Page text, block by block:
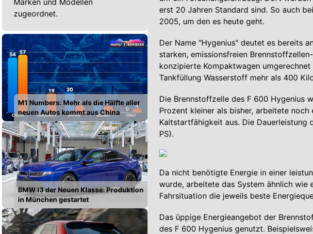
zugeordnet.
M1 Numbers: Mehr als die Hälfte aller
neuen Autos kommt aus China
BMW i3 der Neuen Klasse: Produktion
in München gestartet
erst 20 Jahren Standard sind. So auch
2005, um den es heute geht.
Der Name "Hygenius" deutet es bereits
starken, emissionsfreien
konzipierte Kompaktwagen
Tankfüllung Wasserstoff mehr als 400
Die Brennstoffzelle des F 600 Hygenius
Prozent kleiner als bisher, arbeitete
Kaltstartfähigkeit aus. Die
PS).
Da nicht benötigte Energie in einer
wurde, arbeitete das System ähnlich
Fahrsituation die jeweils beste
Das üppige Energieangebot der
des F 600 Hygenius genutzt.